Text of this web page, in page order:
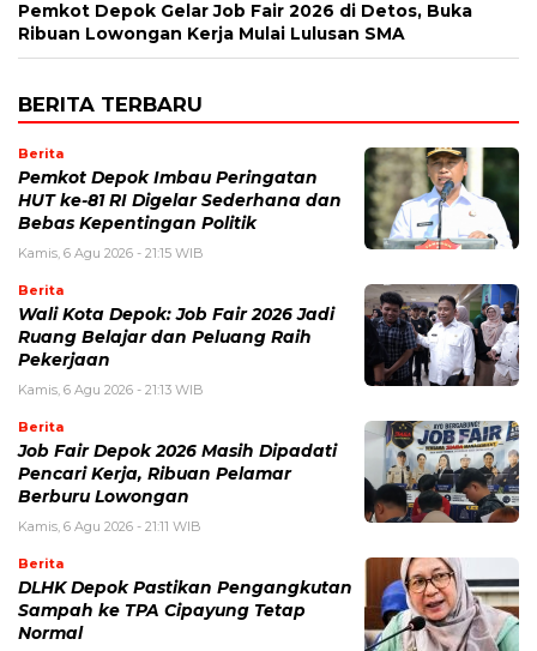
Pemkot Depok Gelar Job Fair 2026 di Detos, Buka
Ribuan Lowongan Kerja Mulai Lulusan SMA
BERITA TERBARU
Berita
Pemkot Depok Imbau Peringatan
HUT ke-81 RI Digelar Sederhana dan
Bebas Kepentingan Politik
Kamis, 6 Agu 2026 - 21:15 WIB
Berita
Wali Kota Depok: Job Fair 2026 Jadi
Ruang Belajar dan Peluang Raih
Pekerjaan
Kamis, 6 Agu 2026 - 21:13 WIB
Berita
Job Fair Depok 2026 Masih Dipadati
Pencari Kerja, Ribuan Pelamar
Berburu Lowongan
Kamis, 6 Agu 2026 - 21:11 WIB
Berita
DLHK Depok Pastikan Pengangkutan
Sampah ke TPA Cipayung Tetap
Normal